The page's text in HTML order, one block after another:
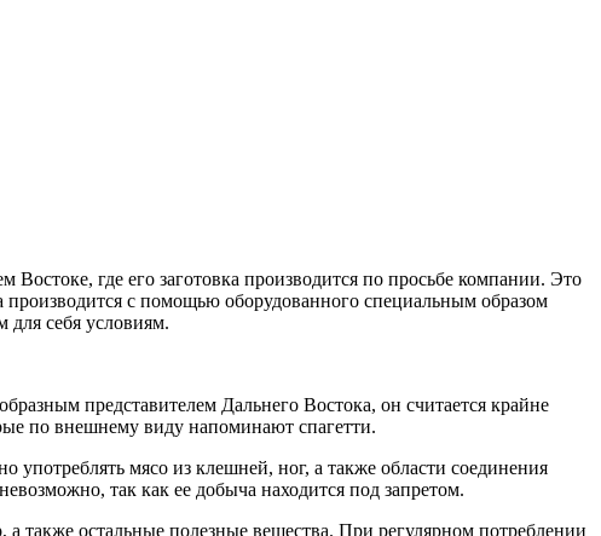
где его заготовка производится по просьбе компании. Это
производится с помощью оборудованного специальным образом
себя условиям.
представителем Дальнего Востока, он считается крайне
по внешнему виду напоминают спагетти.
мясо из клешней, ног, а также области соединения
так как ее добыча находится под запретом.
также остальные полезные вещества. При регулярном потреблении